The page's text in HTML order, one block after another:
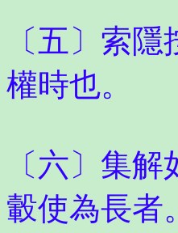
〔五〕索
權時也。
〔六〕集
轂使為長者